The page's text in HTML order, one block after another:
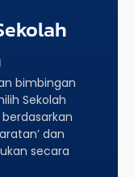
bimbingan
Sekolah
dan
secara